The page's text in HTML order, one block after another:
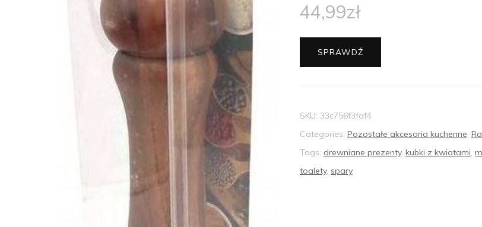
44,99zł
SPRAWDŹ
SKU: 33c756f3faf4
Categories: Pozostałe akcesoria kuchenne,
Tags: drewniane prezenty, kubki z kwiatami,
toalety, spary